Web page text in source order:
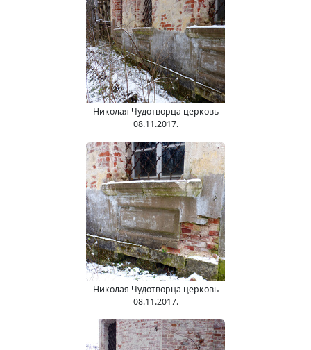
Николая Чудотворца церковь
08.11.2017.
Николая Чудотворца церковь
08.11.2017.